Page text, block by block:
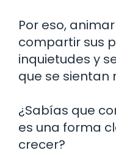
Por eso,
compartir sus
inquietudes y
que se sientan
¿Sabías que
es una forma
crecer?